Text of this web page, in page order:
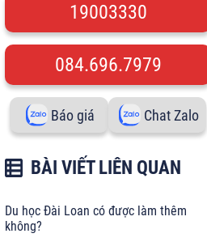
19003330
084.696.7979
Báo giá Chat Zalo
BÀI VIẾT LIÊN QUAN
Du học Đài Loan có được làm thêm
không?